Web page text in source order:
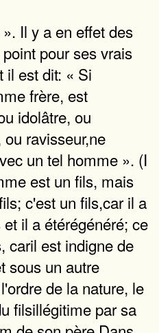
Il y a en effet des
pour ses vrais
il est dit: « Si
frère, est
idolâtre, ou
ravisseur,ne
un tel homme ». (I
est un fils, mais
c'est un fils,car il a
il a étérégénéré; ce
caril est indigne de
sous un autre
de la nature, le
filsillégitime par sa